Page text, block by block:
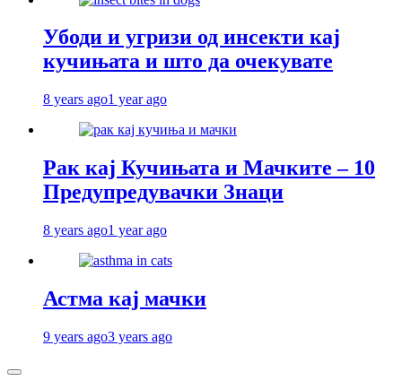
Убоди и угризи од инсекти кај
кучињата и што да очекувате
8 years ago1 year ago
Рак кај Кучињата и Мачките – 10
Предупредувачки Знаци
8 years ago1 year ago
Астма кај мачки
9 years ago3 years ago